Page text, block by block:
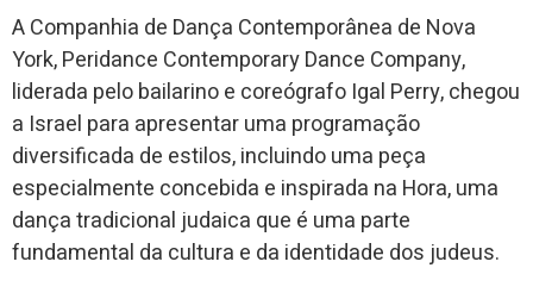
A Companhia de Dança Contemporânea de Nova
York, Peridance Contemporary Dance Company,
liderada pelo bailarino e coreógrafo Igal Perry, chegou
a Israel para apresentar uma programação
diversificada de estilos, incluindo uma peça
especialmente concebida e inspirada na Hora, uma
dança tradicional judaica que é uma parte
fundamental da cultura e da identidade dos judeus.